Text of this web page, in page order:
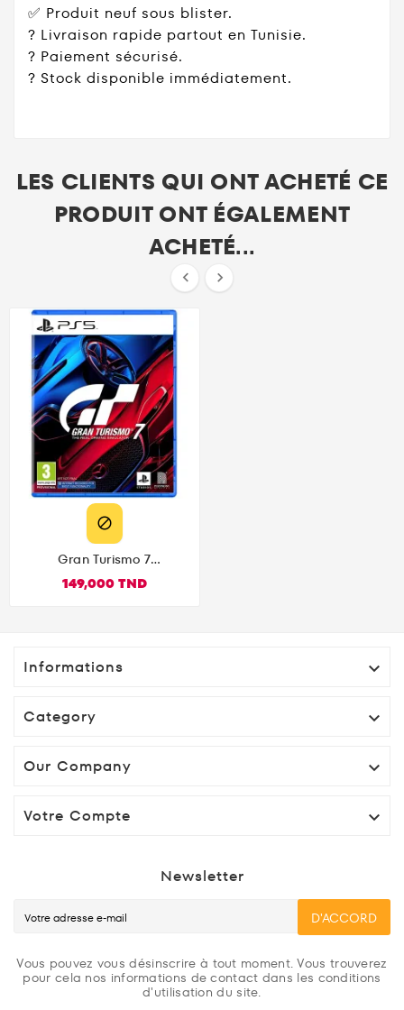
✅ Produit neuf sous blister.
? Livraison rapide partout en Tunisie.
? Paiement sécurisé.
? Stock disponible immédiatement.
LES CLIENTS QUI ONT ACHETÉ CE
PRODUIT ONT ÉGALEMENT
ACHETÉ...
 

Gran Turismo 7
149,000 TND
Informations 
Category 
Our Company 
Votre Compte 
Newsletter
D'ACCORD
Vous pouvez vous désinscrire à tout moment. Vous trouverez
pour cela nos informations de contact dans les conditions
d'utilisation du site.